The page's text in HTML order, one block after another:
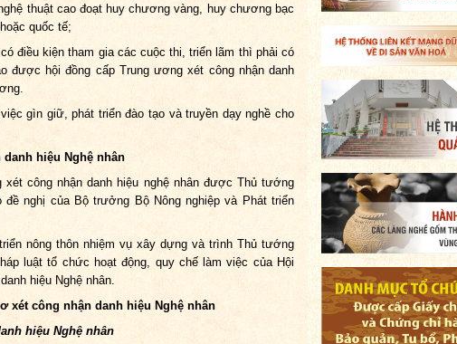
thuật cao đoạt huy chương vàng, huy chương bạc
quốc tế;
kiện tham gia các cuộc thi, triển lãm thì phải có
được hội đồng cấp Trung ương xét công nhận danh
giữ, phát triển đào tạo và truyền dạy nghề cho
danh hiệu Nghệ nhân
xét công nhận danh hiệu nghệ nhân được Thủ tướng
đề nghị của Bộ trưởng Bộ Nông nghiệp và Phát triển
nông thôn nhiệm vụ xây dựng và trình Thủ tướng
luật tổ chức hoạt động, quy chế làm việc của Hội
hiệu Nghệ nhân.
xét công nhận danh hiệu Nghệ nhân
hiệu Nghệ nhân